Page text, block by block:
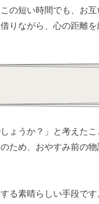
の短い時間でも、お互
りながら、心の距離
ょうか？」と考えたこ
ため、おやすみ前の物
る素晴らしい手段です